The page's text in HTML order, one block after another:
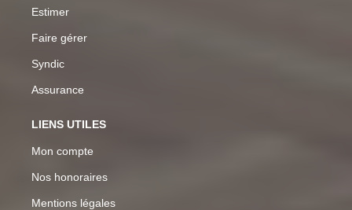
Estimer
Faire gérer
Syndic
Assurance
LIENS UTILES
Mon compte
Nos honoraires
Mentions légales